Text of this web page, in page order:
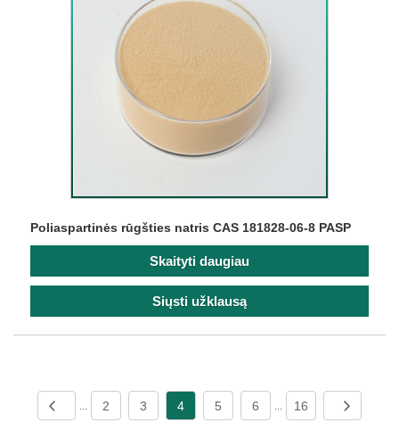
Poliaspartinės rūgšties natris CAS 181828-06-8 PASP
Skaityti daugiau
Siųsti užklausą
... 2 3 4 5 6 ... 16